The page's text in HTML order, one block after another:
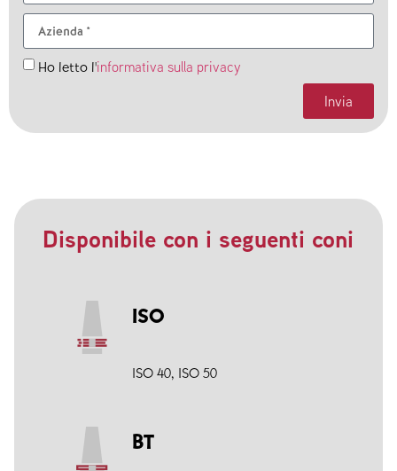
Ho letto l'informativa sulla privacy
Invia
Disponibile con i seguenti coni
ISO
ISO 40, ISO 50
BT